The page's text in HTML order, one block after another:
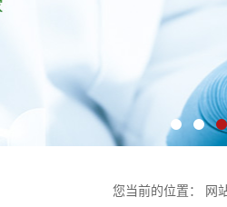
您当前的位置： 网